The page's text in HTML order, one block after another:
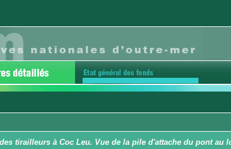
tirailleurs à Coc Leu. Vue de la pile d'attache du pont